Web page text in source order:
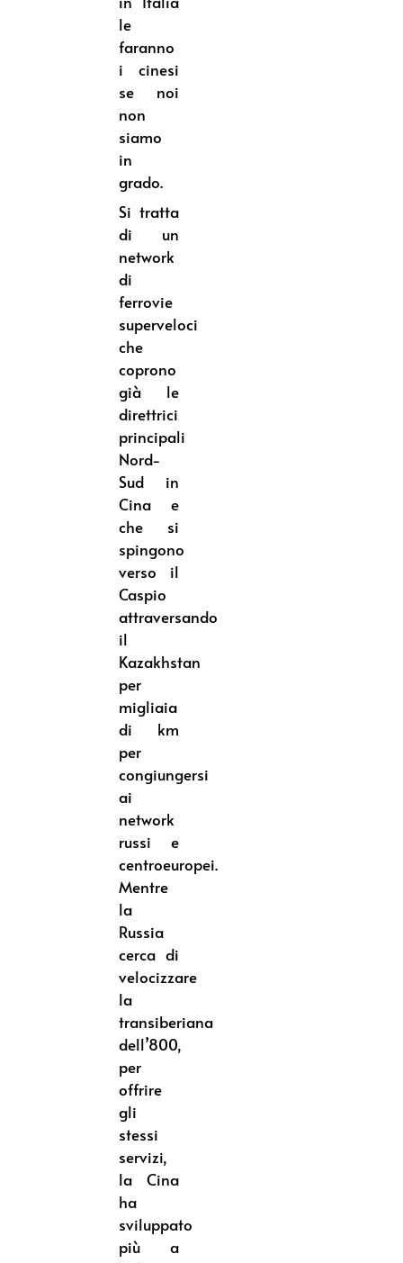
le
faranno
i cinesi
se noi
non
siamo
in
grado.
Si tratta
di un
network
di
ferrovie
superveloci
che
coprono
già le
direttrici
principali
Nord-
Sud in
Cina e
che si
spingono
verso il
Caspio
attraversando
il
Kazakhstan
per
migliaia
di km
per
congiungersi
ai
network
russi e
centroeuropei.
Mentre
la
Russia
cerca di
velocizzare
la
transiberiana
dell’800,
per
offrire
gli
stessi
servizi,
la Cina
ha
sviluppato
più a